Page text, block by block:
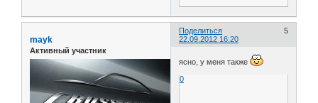
Поделиться
5
22.09.2012 16:20
mayk
Активный участник
ясно, у меня также
0